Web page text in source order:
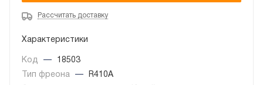
Рассчитать доставку
Характеристики
Код —
18503
Тип фреона
—
R410A